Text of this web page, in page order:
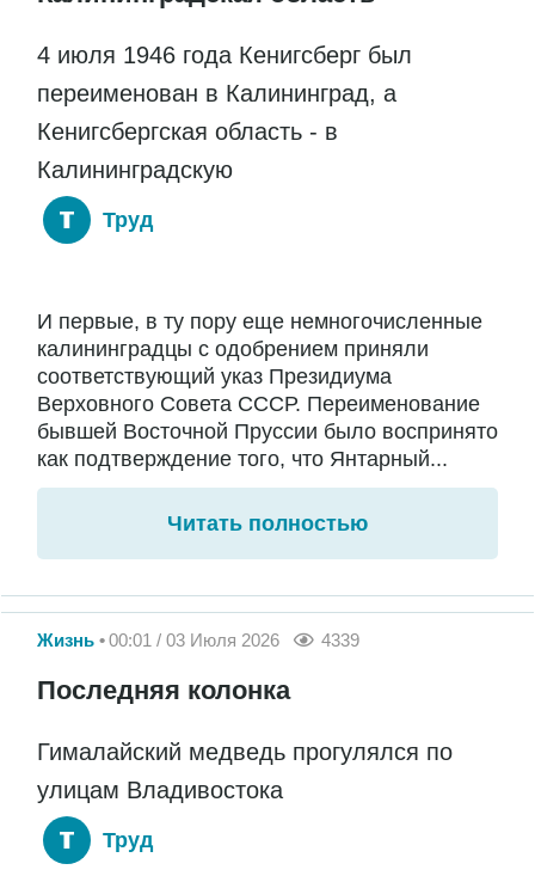
4 июля 1946 года Кенигсберг был
переименован в Калининград, а
Кенигсбергская область - в
Калининградскую
Труд
И первые, в ту пору еще немногочисленные
калининградцы с одобрением приняли
соответствующий указ Президиума
Верховного Совета СССР. Переименование
бывшей Восточной Пруссии было воспринято
как подтверждение того, что Янтарный...
Читать полностью
Жизнь 00:01 / 03 Июля 2026 4339
Последняя колонка
Гималайский медведь прогулялся по
улицам Владивостока
Труд